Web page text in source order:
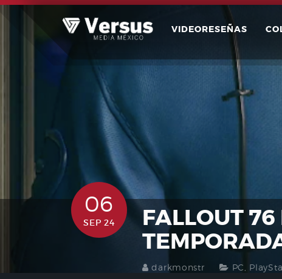
Skip
VIDEORESEÑAS
06
SEP 24
FALLOUT
darkmonstr PC